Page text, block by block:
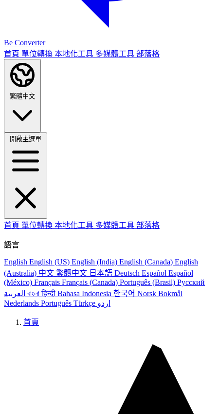
Be Converter
首頁 單位轉換 本地化工具 多媒體工具 部落格
繁體中文
開啟主選單
首頁 單位轉換 本地化工具 多媒體工具 部落格
語言
English English (US) English (India) English (Canada) English
(Australia) 中文 繁體中文 日本語 Deutsch Español Español
(México) Français Français (Canada) Português (Brasil) Русский
বাংলাहिन्दी Bahasa Indonesia 한국어 Norsk Bokmål
Nederlands Português Türkçe اردو
首頁